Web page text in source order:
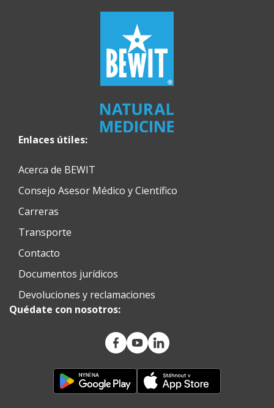
Enlaces útiles:
Acerca de BEWIT
Consejo Asesor Médico y Científico
Carreras
Transporte
Contacto
Documentos jurídicos
Devoluciones y reclamaciones
Quédate con nosotros: